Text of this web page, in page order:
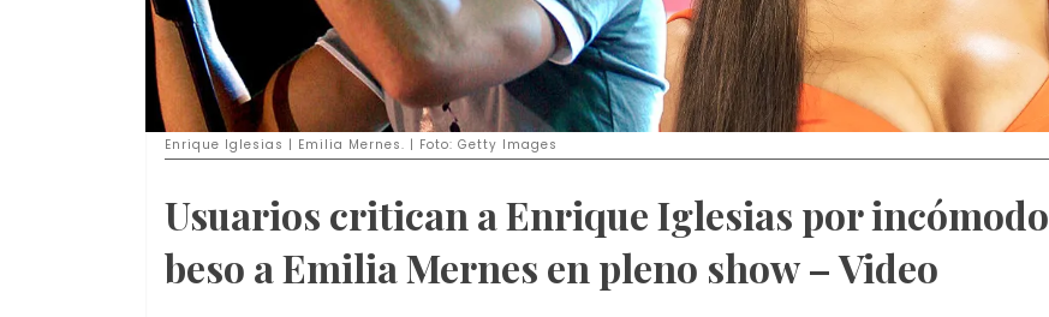
Enrique Iglesias | Emilia Mernes. | Foto: Getty Images
Usuarios critican a Enrique Iglesias por incómodo
beso a Emilia Mernes en pleno show – Video